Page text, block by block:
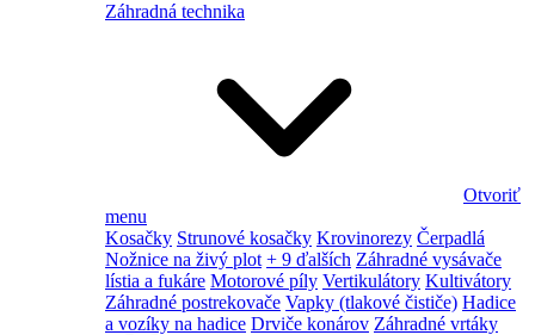
Záhradná technika
Otvoriť
menu
Kosačky Strunové kosačky Krovinorezy Čerpadlá
Nožnice na živý plot + 9 ďalších Záhradné vysávače
lístia a fukáre Motorové píly Vertikulátory Kultivátory
Záhradné postrekovače Vapky (tlakové čističe) Hadice
a vozíky na hadice Drviče konárov Záhradné vrtáky